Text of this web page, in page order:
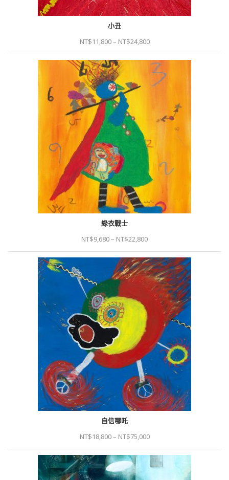
小丑
NT$11,800– NT$24,800
綠衣戰士
NT$9,680– NT$22,800
自信哪吒
NT$18,800– NT$75,000